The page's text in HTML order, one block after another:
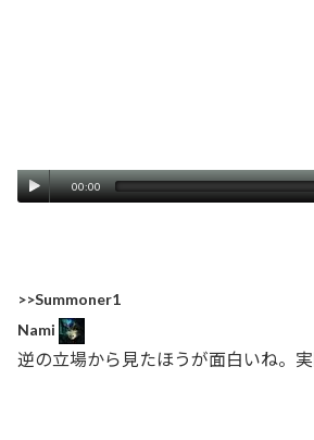
00:00
>>Summoner1
Nami
逆の立場から見たほうが面白いね。実